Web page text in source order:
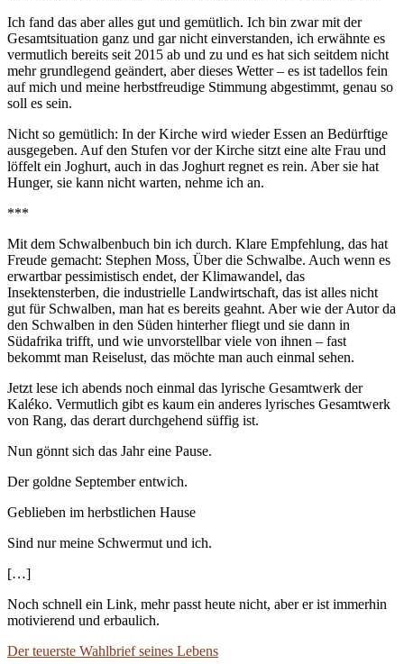
Ich fand das aber alles gut und gemütlich. Ich bin zwar mit der
Gesamtsituation ganz und gar nicht einverstanden, ich erwähnte es
vermutlich bereits seit 2015 ab und zu und es hat sich seitdem nicht
mehr grundlegend geändert, aber dieses Wetter – es ist tadellos fein
auf mich und meine herbstfreudige Stimmung abgestimmt, genau so
soll es sein.
Nicht so gemütlich: In der Kirche wird wieder Essen an Bedürftige
ausgegeben. Auf den Stufen vor der Kirche sitzt eine alte Frau und
löffelt ein Joghurt, auch in das Joghurt regnet es rein. Aber sie hat
Hunger, sie kann nicht warten, nehme ich an.
***
Mit dem Schwalbenbuch bin ich durch. Klare Empfehlung, das hat
Freude gemacht: Stephen Moss, Über die Schwalbe. Auch wenn es
erwartbar pessimistisch endet, der Klimawandel, das
Insektensterben, die industrielle Landwirtschaft, das ist alles nicht
gut für Schwalben, man hat es bereits geahnt. Aber wie der Autor da
den Schwalben in den Süden hinterher fliegt und sie dann in
Südafrika trifft, und wie unvorstellbar viele von ihnen – fast
bekommt man Reiselust, das möchte man auch einmal sehen.
Jetzt lese ich abends noch einmal das lyrische Gesamtwerk der
Kaléko. Vermutlich gibt es kaum ein anderes lyrisches Gesamtwerk
von Rang, das derart durchgehend süffig ist.
Nun gönnt sich das Jahr eine Pause.
Der goldne September entwich.
Geblieben im herbstlichen Hause
Sind nur meine Schwermut und ich.
[…]
Noch schnell ein Link, mehr passt heute nicht, aber er ist immerhin
motivierend und erbaulich.
Der teuerste Wahlbrief seines Lebens